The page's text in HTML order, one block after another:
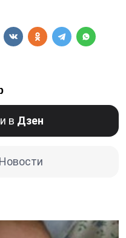
в Дзен